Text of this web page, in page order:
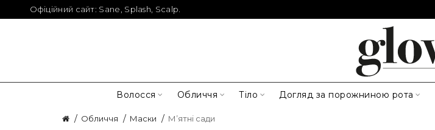
Офіційний сайт: Sane Splash Scalp
Волосся Обличчя Тіло Догляд за порожниною рота
Обличчя Маски М’ятні сади